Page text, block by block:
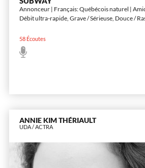
Annonceur | Français: Québécois naturel |
Débit ultra-rapide, Grave / Sérieuse, Douce /
58Écoutes
ANNIE KIM THÉRIAULT
UDA / ACTRA